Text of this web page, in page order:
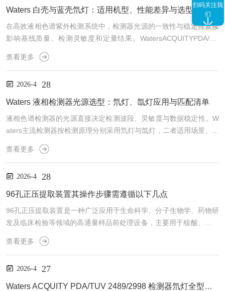
Waters 白壳与蓝壳氘灯：适用机型、性能差异与选型指南
在高效液相色谱紫外检测系统中，检测器光源的一致性与稳定性直接
影响基线质量、检测灵敏度和定量结果。WatersACQUITYPDA/TU
V、2489、2998系列检测器常用两款氘灯：201000281（白壳）与7
00009330（蓝壳）。本文从适用机型、性能表现、使用要点三方面
面向同一系列检测器设计，适配范围一致：ACQUITYPDA检测器、A
CQUITYTUV检测器、2489双波长紫外检测器、2998光电二极管阵
查看更多
2026-4 28
Waters 液相检测器光源选型：氘灯、氙灯应用与匹配清单
液相色谱检测器的光源直接决定检测波段、灵敏度与数据稳定性。W
aters主流检测器按检测原理分别采用氘灯与氙灯，二者适用场景、波
段与机型高度分化。本文结合设备配置规范，对两类光源的特性、应
用场景与机型匹配做清晰梳理，为实验室光源选型与耗材管理提供参
00nm紫外连续光谱，基线平稳、噪声低，适合紫外吸收检测。典型
寿命：约2000小时或1年，以先到为准WatersCorporation。适用检
查看更多
2026-4 28
96孔正压提取装置其操作步骤需遵循以下几点
96孔正压提取装置是一种广泛应用于生命科学、分子生物学、药物研
发及临床检验等领域的高通量样品前处理设备，主要用于核酸、蛋白
质、代谢物等生物分子的快速、高效提取与纯化。该装置基于正压驱
动原理，通过向96孔深孔板或过滤板的上部施加可控的正压气体（通
取柱（SPE柱）或离心柱中的填料，从而实现目标成分的富集、净化
或脱盐。该装置通常由压力控制系统、气体分配模块、适配支架和操
查看更多
2026-4 27
Waters ACQUITY PDA/TUV 2489/2998 检测器氘灯全型号解析
扫码关注我
们